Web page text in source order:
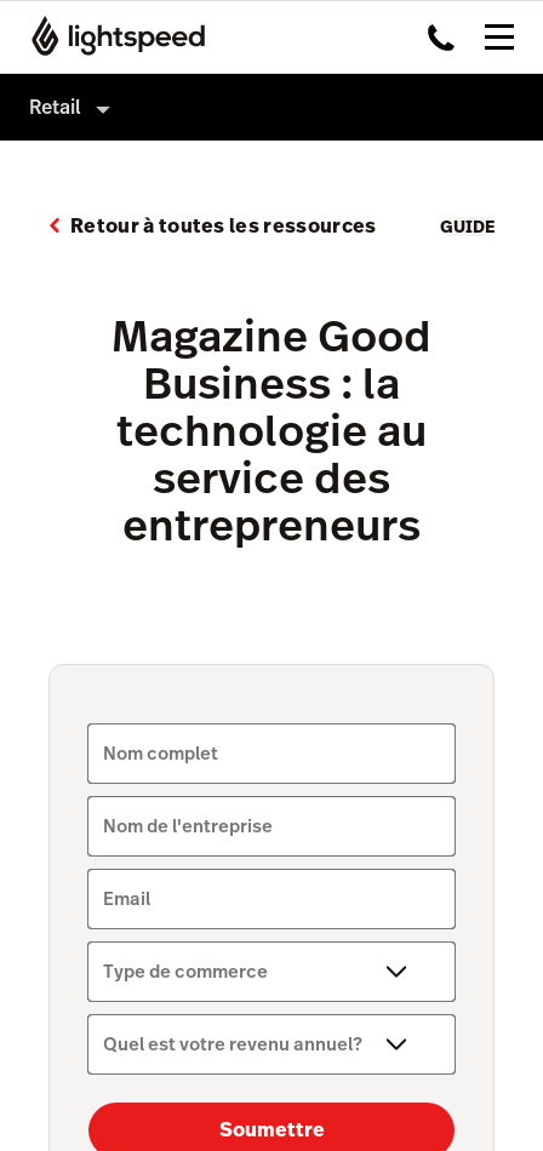
Retail
Produits
Multi-site
Retour à toutes les ressources GUIDE
Magazine Good
Business : la
technologie au
service des
entrepreneurs
Nom complet
Nom de l'entreprise
Email
Type de commerce
Quel est votre revenu annuel?
Soumettre